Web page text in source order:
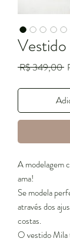
R$ 349,00
A modelagem
ama!
Se modela
através dos
costas.
O vestido Mila